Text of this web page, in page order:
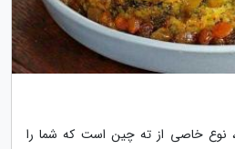
نوع خاصی از ته چین است که شما را